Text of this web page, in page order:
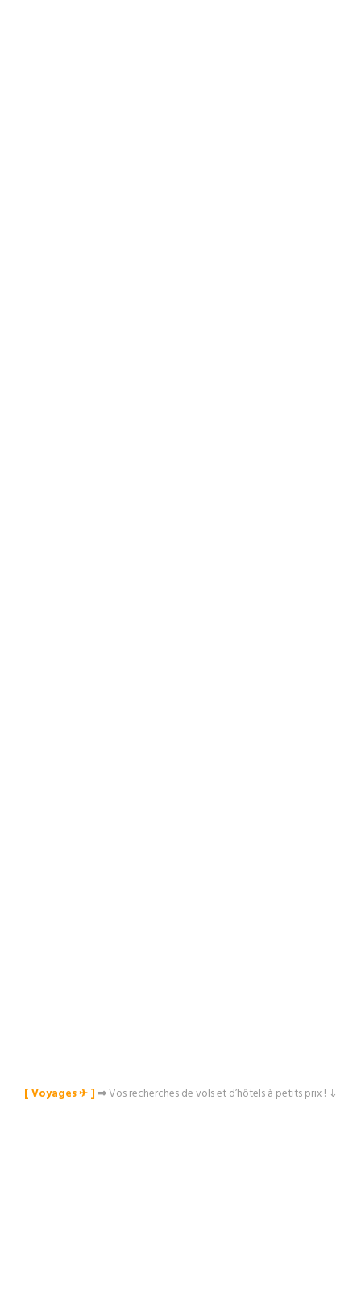
[ Voyages ✈︎ ]⇒Vos recherches de vols et d’hôtels à petits prix ! ⇓